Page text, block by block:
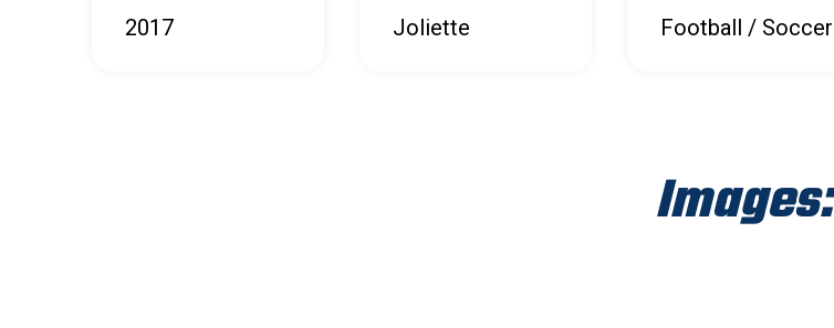
2017 Joliette Football / Soccer
Images: